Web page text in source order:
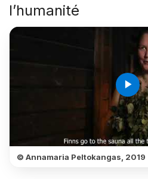
l’humanité
play_arrow
© Annamaria Peltokangas, 2019